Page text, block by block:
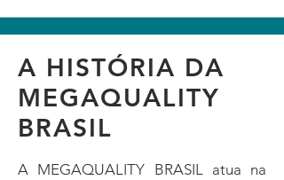
A HISTÓRIA DA
MEGAQUALITY
BRASIL
A MEGAQUALITY BRASIL atua na